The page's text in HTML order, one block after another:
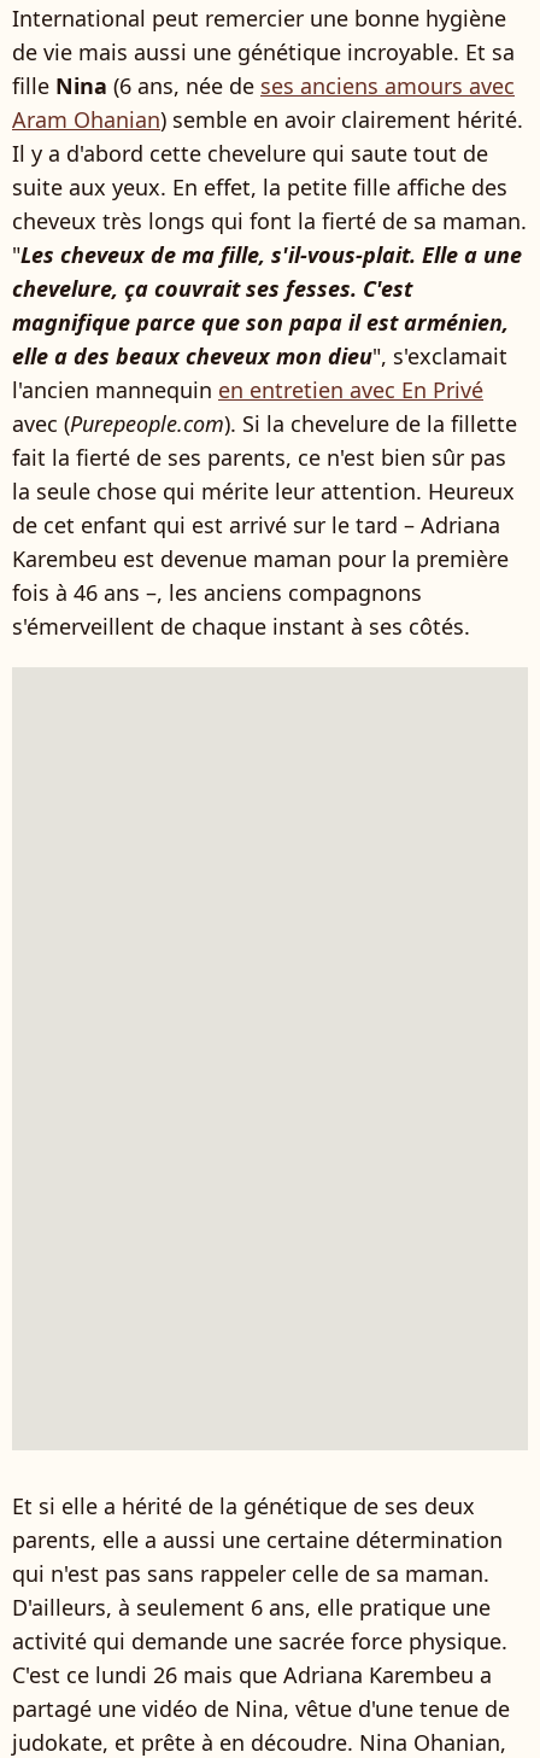
International peut remercier une bonne hygiène
de vie mais aussi une génétique incroyable. Et sa
fille Nina (6 ans, née de ses anciens amours avec
Aram Ohanian) semble en avoir clairement hérité.
Il y a d'abord cette chevelure qui saute tout de
suite aux yeux. En effet, la petite fille affiche des
cheveux très longs qui font la fierté de sa maman.
"Les cheveux de ma fille, s'il-vous-plait. Elle a une
chevelure, ça couvrait ses fesses. C'est
magnifique parce que son papa il est arménien,
elle a des beaux cheveux mon dieu", s'exclamait
l'ancien mannequin en entretien avec En Privé
avec (Purepeople.com). Si la chevelure de la fillette
fait la fierté de ses parents, ce n'est bien sûr pas
la seule chose qui mérite leur attention. Heureux
de cet enfant qui est arrivé sur le tard – Adriana
Karembeu est devenue maman pour la première
fois à 46 ans –, les anciens compagnons
s'émerveillent de chaque instant à ses côtés.
Et si elle a hérité de la génétique de ses deux
parents, elle a aussi une certaine détermination
qui n'est pas sans rappeler celle de sa maman.
D'ailleurs, à seulement 6 ans, elle pratique une
activité qui demande une sacrée force physique.
C'est ce lundi 26 mais que Adriana Karembeu a
partagé une vidéo de Nina, vêtue d'une tenue de
judokate, et prête à en découdre. Nina Ohanian,